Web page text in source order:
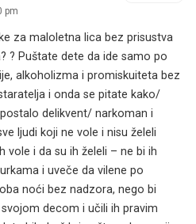
pm
za maloletna lica bez prisustva
? Puštate dete da ide samo po
alkoholizma i promiskuiteta bez
i onda se pitate kako/
delikvent/ narkoman i
ljudi koji ne vole i nisu želeli
vole i da su ih želeli – ne bi ih
i uveče da vilene po
noći bez nadzora, nego bi
decom i učili ih pravim